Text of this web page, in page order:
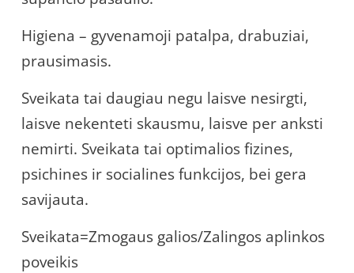
Higiena – gyvenamoji patalpa, drabuziai,
prausimasis.
Sveikata tai daugiau negu laisve nesirgti,
laisve nekenteti skausmu, laisve per anksti
nemirti. Sveikata tai optimalios fizines,
psichines ir socialines funkcijos, bei gera
savijauta.
Sveikata=Zmogaus galios/Zalingos aplinkos
poveikis